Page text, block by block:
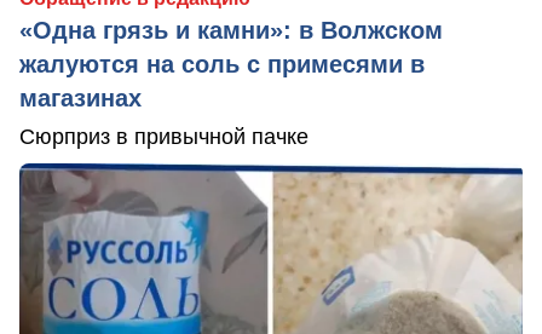
«Одна грязь и камни»: в Волжском
жалуются на соль с примесями в
магазинах
Сюрприз в привычной пачке